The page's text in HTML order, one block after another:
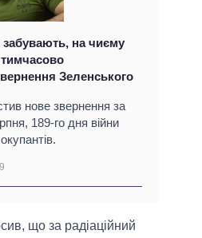
забувають, на чиєму
тимчасово
Зеленського
нове звернення за
189-го дня війни
що за радіаційний